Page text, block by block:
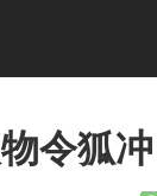
令狐冲